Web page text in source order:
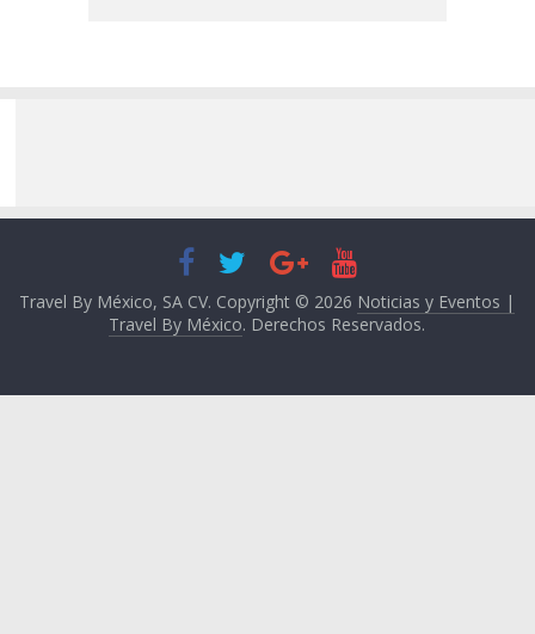
Travel By México, SA CV. Copyright © 2026 Noticias y Eventos |
Travel By México. Derechos Reservados.